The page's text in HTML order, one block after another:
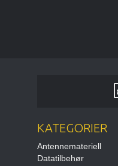
KATEGORIER
Antennemateriell
Datatilbehør